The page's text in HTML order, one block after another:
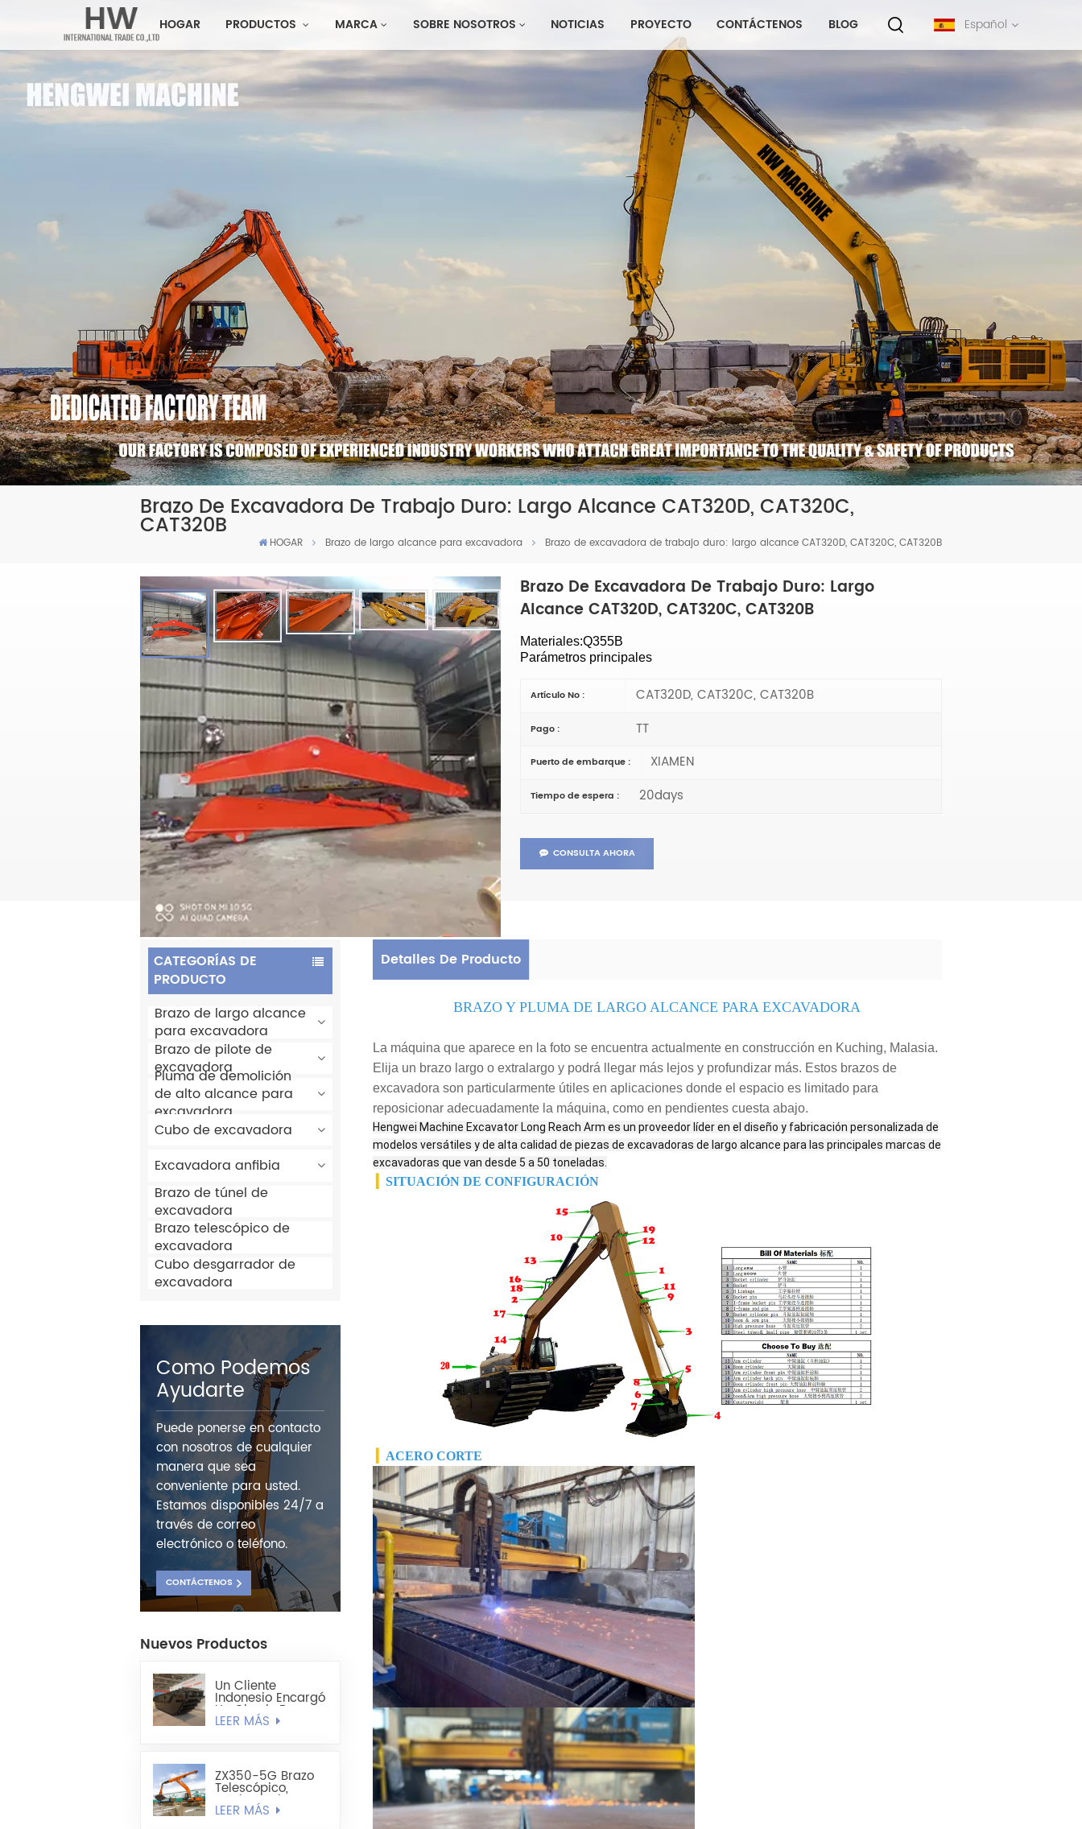
HOGAR PRODUCTOS MARCA SOBRE NOSOTROS NOTICIAS PROYECTO CONTÁCTENOS BLOG Español
français
русский
español
português
Brazo De Excavadora De Trabajo Duro: Largo Alcance CAT320D, CAT320C,
CAT320B
HOGAR Brazo de largo alcance para excavadora Brazo de excavadora de trabajo duro: largo alcance CAT320D, CAT320C, CAT320B
Brazo De Excavadora De Trabajo Duro: Largo
Alcance CAT320D, CAT320C, CAT320B
Materiales:Q355B
Parámetros principales
Artículo No : CAT320D, CAT320C, CAT320B
Pago : TT
Puerto de embarque : XIAMEN
Tiempo de espera : 20days
CONSULTA AHORA
CATEGORÍAS DE
PRODUCTO
Brazo de largo alcance
para excavadora
Brazo de pilote de
excavadora
Pluma de demolición
de alto alcance para
excavadora
Cubo de excavadora
Excavadora anfibia
Brazo de túnel de
excavadora
Brazo telescópico de
excavadora
Cubo desgarrador de
excavadora
Como Podemos
Ayudarte
Puede ponerse en contacto
con nosotros de cualquier
manera que sea
conveniente para usted.
Estamos disponibles 24/7 a
través de correo
electrónico o teléfono.
CONTÁCTENOS
Nuevos Productos
Un Cliente
Indonesio Encargó
Un Chasis De
Excavadora
LEER MÁS
ZX350-5G Brazo
Telescópico,
Cuchara Tipo
Concha Liviana De
LEER MÁS
Detalles De Producto
BRAZO Y PLUMA DE LARGO ALCANCE PARA EXCAVADORA
La máquina que aparece en la foto se encuentra actualmente en construcción en Kuching, Malasia.
Elija un brazo largo o extralargo y podrá llegar más lejos y profundizar más. Estos brazos de
excavadora son particularmente útiles en aplicaciones donde el espacio es limitado para
reposicionar adecuadamente la máquina, como en pendientes cuesta abajo.
Hengwei Machine Excavator Long Reach Arm es un proveedor líder en el diseño y fabricación personalizada de
modelos versátiles y de alta calidad de piezas de excavadoras de largo alcance para las principales marcas de
excavadoras que van desde 5 a 50 toneladas.
SITUACIÓN DE CONFIGURACIÓN
ACEROCORTE